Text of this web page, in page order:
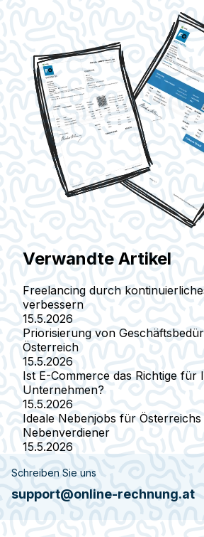
Verwandte Artikel
Freelancing durch
verbessern
15.5.2026
Priorisierung von
Österreich
15.5.2026
Ist E-Commerce das Richtige für
Unternehmen?
15.5.2026
Ideale Nebenjobs für Österreichs
Nebenverdiener
15.5.2026
Schreiben Sie uns
support@online-rechnung.at